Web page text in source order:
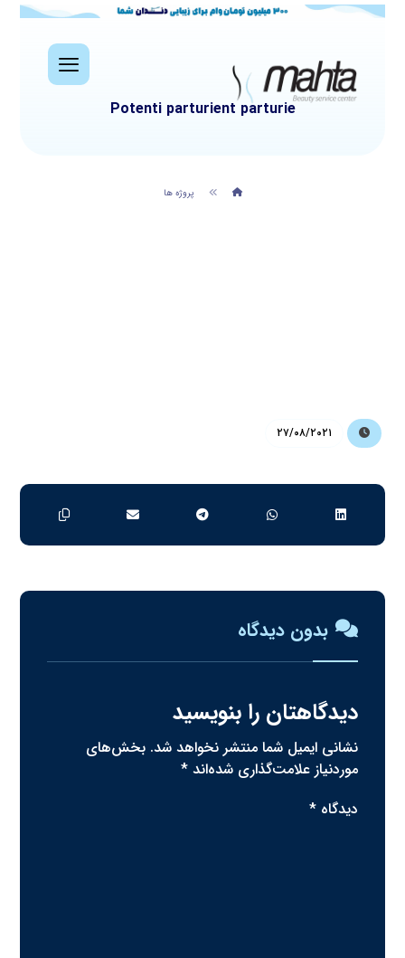
Potenti parturient parturie
پروژه ها
۲۷/۰۸/۲۰۲۱
بدون دیدگاه
دیدگاهتان را بنویسید
نشانی ایمیل شما منتشر نخواهد شد. بخش‌های
موردنیاز علامت‌گذاری شده‌اند*
دیدگاه*